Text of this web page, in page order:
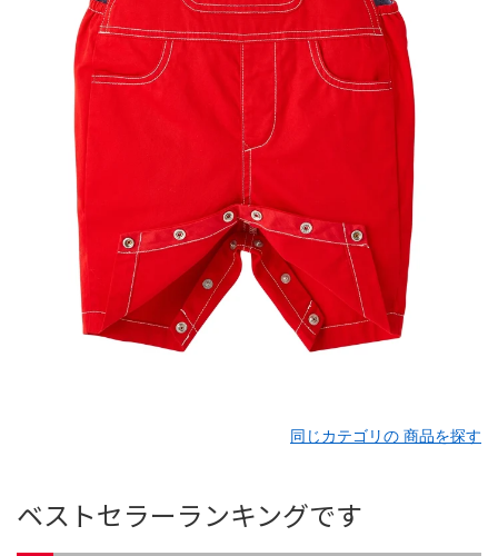
同じカテゴリの 商品を探す
ベストセラーランキングです